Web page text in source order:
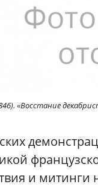
«Восстание
и митинги